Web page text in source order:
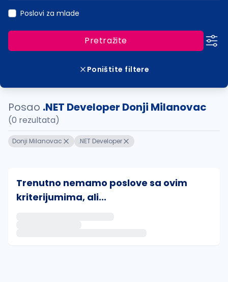
Poslovi za mlade
Pretražite
Poništite filtere
Posao .NET Developer Donji Milanovac
(0 rezultata)
Donji Milanovac .NET Developer
Trenutno nemamo poslove sa ovim
kriterijumima, ali...